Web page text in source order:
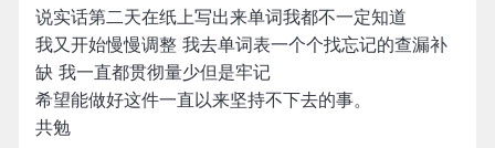
说实话第二天在纸上写出来单词我都不一定知道
我又开始慢慢调整 我去单词表一个个找忘记的查漏补
缺 我一直都贯彻量少但是牢记
希望能做好这件一直以来坚持不下去的事。
共勉